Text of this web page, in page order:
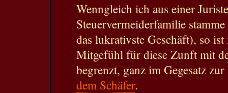
Wenngleich ich aus einer
Steuervermeiderfamilie
das lukrativste Geschäft), so
Mitgefühl für diese Zunft mit
begrenzt, ganz im Gegesatz
dem Schäfer.